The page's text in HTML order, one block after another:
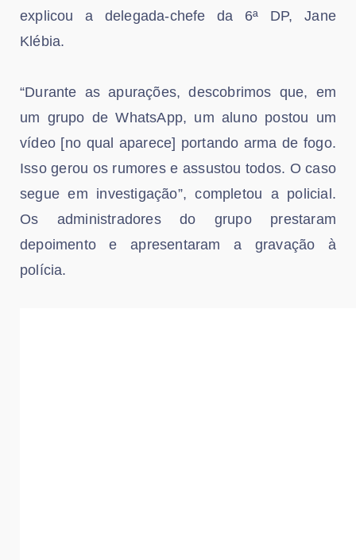
explicou a delegada-chefe da 6ª DP, Jane
Klébia.
“Durante as apurações, descobrimos que, em
um grupo de WhatsApp, um aluno postou um
vídeo [no qual aparece] portando arma de fogo.
Isso gerou os rumores e assustou todos. O caso
segue em investigação”, completou a policial.
Os administradores do grupo prestaram
depoimento e apresentaram a gravação à
polícia.